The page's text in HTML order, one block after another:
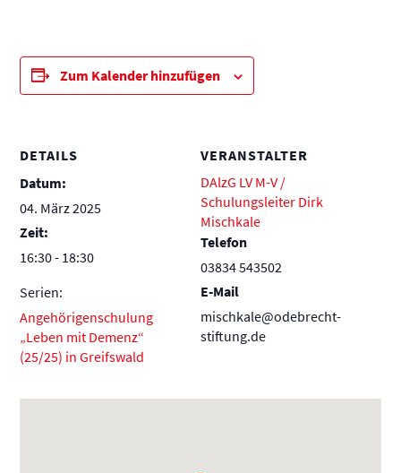
Zum Kalender hinzufügen
DETAILS
Datum:
04. März 2025
Zeit:
16:30 - 18:30
Serien:
Angehörigenschulung
„Leben mit Demenz“
(25/25) in Greifswald
VERANSTALTER
DAlzG LV M-V /
Schulungsleiter Dirk
Mischkale
Telefon
03834 543502
E-Mail
mischkale@odebrecht-
stiftung.de